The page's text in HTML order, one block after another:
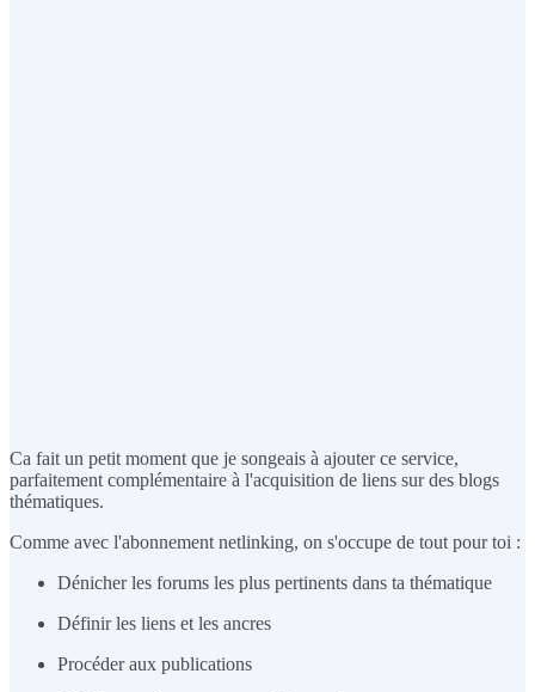
Ca fait un petit moment que je songeais à ajouter ce service,
parfaitement complémentaire à l'acquisition de liens sur des blogs
thématiques.
Comme avec l'abonnement netlinking, on s'occupe de tout pour toi :
Dénicher les forums les plus pertinents dans ta thématique
Définir les liens et les ancres
Procéder aux publications